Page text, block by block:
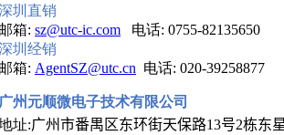
圳直销
邮箱: sz@utc-ic.com 电话: 0755-82135650
圳经销
邮箱: AgentSZ@utc.cn 电话: 020-39258877
广州元顺微电子技术有限公司
址:广州市番禺区东环街天保路13号2栋东